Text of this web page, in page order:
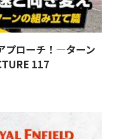
プローチ！―ターン
117